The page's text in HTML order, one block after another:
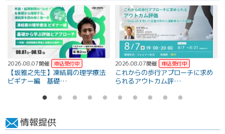
2026.08.07開催
【坂雅之先生】凍結肩の理学療法
ビギナー編 基礎…
2026.08.07開催
これからの歩行アプローチに求め
られるアウトカム評…
情報提供